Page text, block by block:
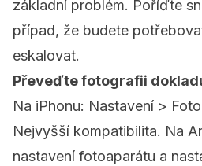
základní problém. Poříďte
případ, že budete
eskalovat.
Převeďte fotografii
Na iPhonu: Nastavení >
Nejvyšší kompatibilita. Na
nastavení fotoaparátu a